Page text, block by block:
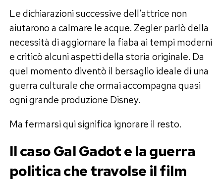
Le dichiarazioni successive dell’attrice non
aiutarono a calmare le acque. Zegler parlò della
necessità di aggiornare la fiaba ai tempi moderni
e criticò alcuni aspetti della storia originale. Da
quel momento diventò il bersaglio ideale di una
guerra culturale che ormai accompagna quasi
ogni grande produzione Disney.
Ma fermarsi qui significa ignorare il resto.
Il caso Gal Gadot e la guerra
politica che travolse il film